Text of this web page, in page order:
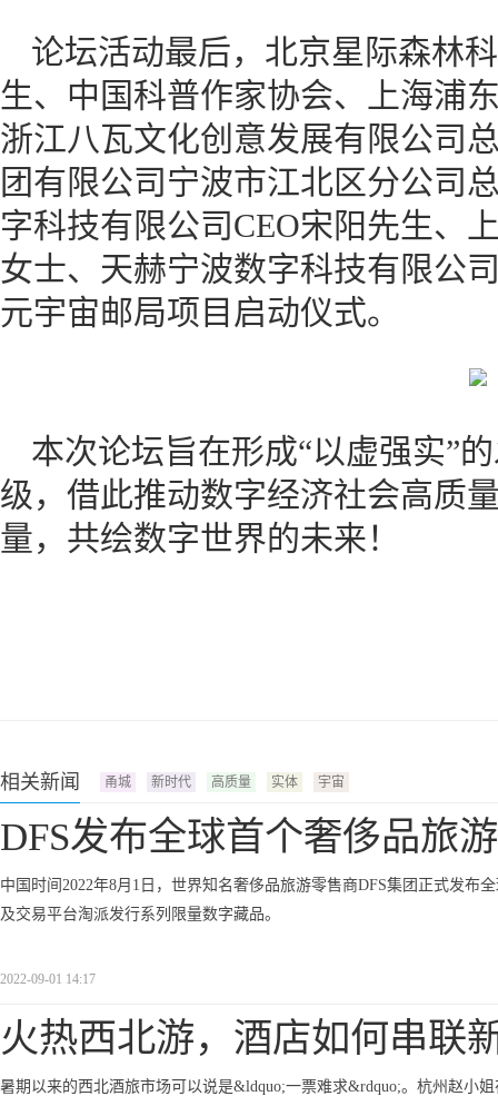
论坛活动最后，北京星际森林
生、中国科普作家协会、上海浦
浙江八瓦文化创意发展有限公司
团有限公司宁波市江北区分公司
字科技有限公司CEO宋阳先生、
女士、天赫宁波数字科技有限公
元宇宙邮局项目启动仪式。
本次论坛旨在形成“以虚强实”
级，借此推动数字经济社会高质
量，共绘数字世界的未来！
相关新闻 甬城 新时代 高质量 实体 宇宙
DFS发布全球首个奢侈品旅
中国时间2022年8月1日，世界知名奢侈品旅游零售商DFS集团正式发
及交易平台淘派发行系列限量数字藏品。
2022-09-01 14:17
火热西北游，酒店如何串联
暑期以来的西北酒旅市场可以说是&ldquo;一票难求&rdquo;。杭州赵小